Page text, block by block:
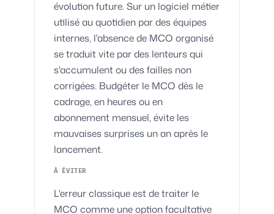
évolution future. Sur un logiciel métier
utilisé au quotidien par des équipes
internes, l'absence de MCO organisé
se traduit vite par des lenteurs qui
s'accumulent ou des failles non
corrigées. Budgéter le MCO dès le
cadrage, en heures ou en
abonnement mensuel, évite les
mauvaises surprises un an après le
lancement.
À ÉVITER
L'erreur classique est de traiter le
MCO comme une option facultative